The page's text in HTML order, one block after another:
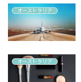
オーストラリア
オーストラリア